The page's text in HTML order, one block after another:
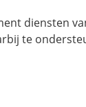
diensten
te